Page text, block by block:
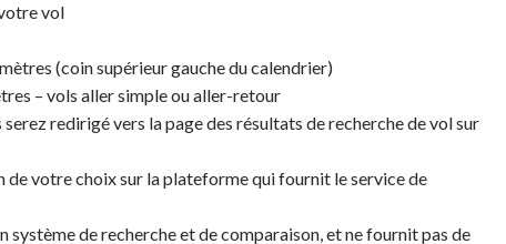
vol
(coin supérieur gauche du calendrier)
– vols aller simple ou aller-retour
redirigé vers la page des résultats de recherche de vol sur
de votre choix sur la plateforme qui fournit le service de
de recherche et de comparaison, et ne fournit pas de